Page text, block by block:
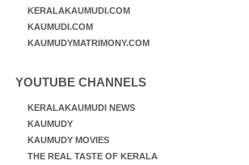
KERALAKAUMUDI.COM
KAUMUDI.COM
KAUMUDYMATRIMONY.COM
YOUTUBE CHANNELS
KERALAKAUMUDI NEWS
KAUMUDY
KAUMUDY MOVIES
THE REAL TASTE OF KERALA